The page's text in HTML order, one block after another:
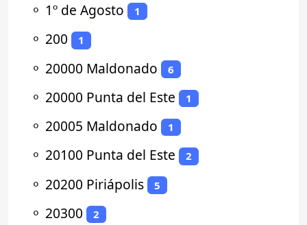
⚬ 1º de Agosto 1
⚬ 200 1
⚬ 20000 Maldonado 6
⚬ 20000 Punta del Este 1
⚬ 20005 Maldonado 1
⚬ 20100 Punta del Este 2
⚬ 20200 Piriápolis 5
⚬ 20300 2